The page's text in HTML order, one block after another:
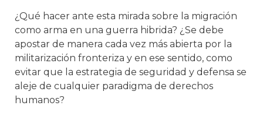
¿Qué hacer ante esta mirada sobre la migración
como arma en una guerra hibrida? ¿Se debe
apostar de manera cada vez más abierta por la
militarización fronteriza y en ese sentido, como
evitar que la estrategia de seguridad y defensa se
aleje de cualquier paradigma de derechos
humanos?